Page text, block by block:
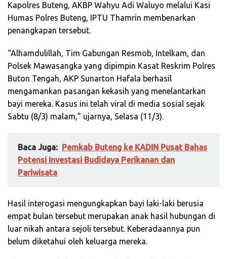
Kapolres Buteng, AKBP Wahyu Adi Waluyo melalui Kasi
Humas Polres Buteng, IPTU Thamrin membenarkan
penangkapan tersebut.
“Alhamdulillah, Tim Gabungan Resmob, Intelkam, dan
Polsek Mawasangka yang dipimpin Kasat Reskrim Polres
Buton Tengah, AKP Sunarton Hafala berhasil
mengamankan pasangan kekasih yang menelantarkan
bayi mereka. Kasus ini telah viral di media sosial sejak
Sabtu (8/3) malam,” ujarnya, Selasa (11/3).
Baca Juga:
Pemkab Buteng ke KADIN Pusat Bahas
Potensi Investasi Budidaya Perikanan dan
Pariwisata
Hasil interogasi mengungkapkan bayi laki-laki berusia
empat bulan tersebut merupakan anak hasil hubungan di
luar nikah antara sejoli tersebut. Keberadaannya pun
belum diketahui oleh keluarga mereka.